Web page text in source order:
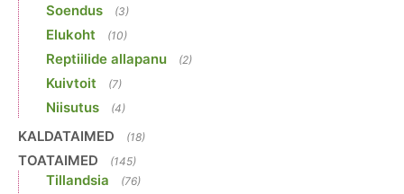
Soendus (3)
Elukoht (10)
Reptiilide allapanu (2)
Kuivtoit (7)
Niisutus (4)
KALDATAIMED (18)
TOATAIMED (145)
Tillandsia (76)